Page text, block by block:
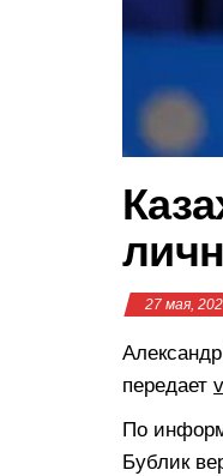
27 мая,
передает
По
Бублик